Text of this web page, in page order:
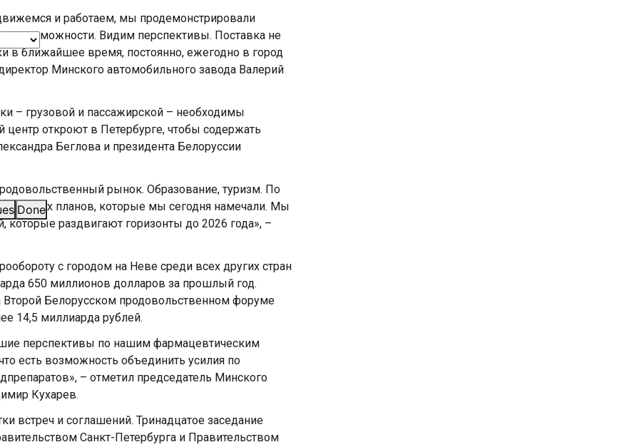
Done
и работаем, мы продемонстрировали
возможности. Видим перспективы. Поставка не
в ближайшее время, постоянно, ежегодно в город
Минского автомобильного завода Валерий
– грузовой и пассажирской – необходимы
откроют в Петербурге, чтобы содержать
Беглова и президента Белоруссии
рынок. Образование, туризм. По
наших планов, которые мы сегодня намечали. Мы
раздвигают горизонты до 2026 года», –
с городом на Неве среди всех других стран
650 миллионов долларов за прошлый год.
Второй Белорусском продовольственном форуме
14,5 миллиарда рублей.
перспективы по нашим фармацевтическим
есть возможность объединить усилия по
– отметил председатель Минского
Кухарев.
встреч и соглашений. Тринадцатое заседание
Санкт-Петербурга и Правительством